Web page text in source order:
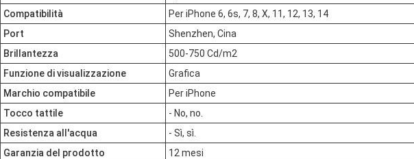
Compatibilità
Per iPhone 6, 6s, 7, 8, X, 11, 12, 13, 14
Port
Shenzhen, Cina
Brillantezza
500-750 Cd/m2
Funzione di visualizzazione
Grafica
Marchio compatibile
Per iPhone
Tocco tattile
- No, no.
Resistenza all'acqua
- Sì, sì.
Garanzia del prodotto
12 mesi